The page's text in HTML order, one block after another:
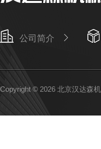
公司简介
Copyright © 2026 北京汉达森